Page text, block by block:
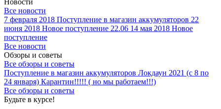
Все новости
7 февраля 2018 Поступление в магазин аккумуляторов 22
июня 2018 Новое поступление 22.06 14 мая 2018 Новое
поступление
Все новости
Обзоры и советы
Все обзоры и советы
Поступление в магазин аккумуляторов Локдаун 2021 (с 8 по
24 января) Карантин!!!!! ( но мы работаем!!!)
Все обзоры и советы
Будьте в курсе!